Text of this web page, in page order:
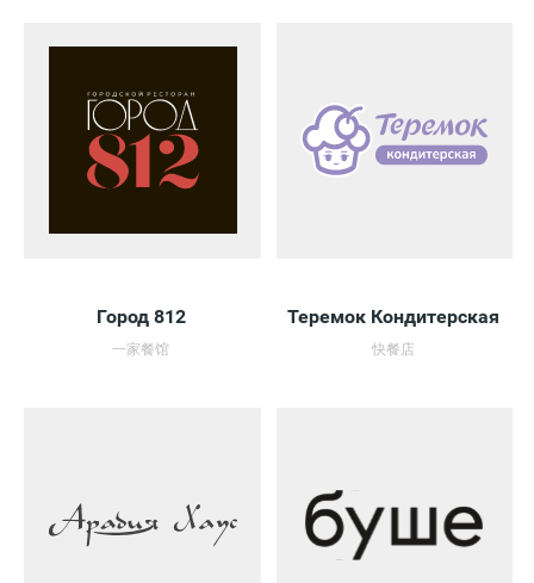
Город 812
一家餐馆
Теремок Кондитерская
快餐店